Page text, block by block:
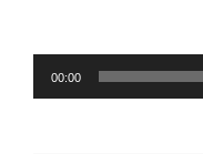
00:00